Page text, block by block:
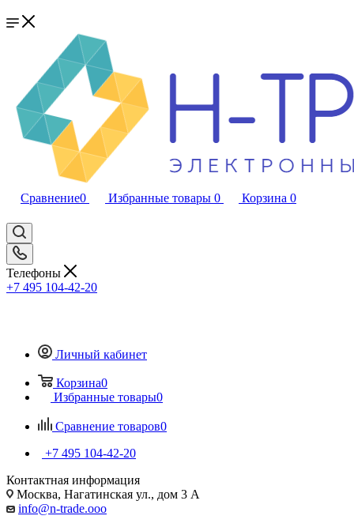
Сравнение0 Избранные товары 0 Корзина 0
Телефоны
+7 495 104-42-20
Личный кабинет
Корзина0
Избранные товары0
Сравнение товаров0
+7 495 104-42-20
Контактная информация
Москва, Нагатинская ул., дом 3 А
info@n-trade.ooo